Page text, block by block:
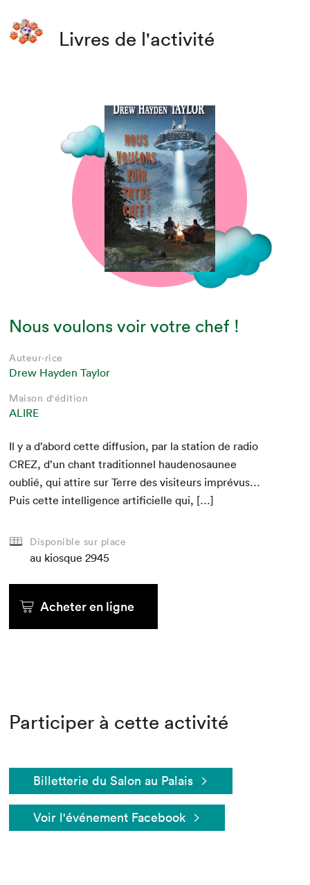
Livres de l'activité
Nous voulons voir votre chef !
Auteur·rice
Drew Hayden Taylor
Maison d'édition
ALIRE
Il y a d’abord cette dif­fu­sion, par la sta­tion de radio
CREZ, d’un chant tra­di­tion­nel hau­denosaunee
oublié, qui attire sur Terre des vis­i­teurs imprévus…
Puis cette intel­li­gence arti­fi­cielle qui, […]
Disponible sur place
au kiosque 2945
Acheter en ligne
Participer à cette activité
Billetterie du Salon au Palais
Voir l'événement Facebook